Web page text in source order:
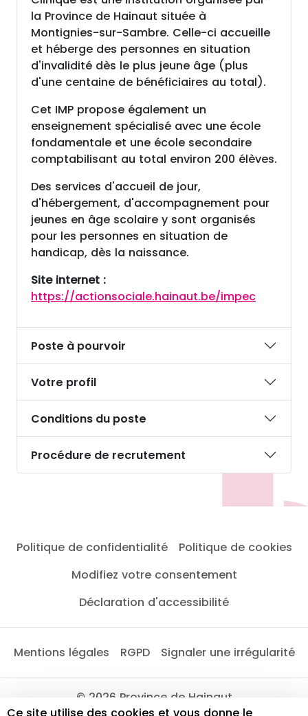
la Province de Hainaut située à
Montignies-sur-Sambre. Celle-ci accueille
et héberge des personnes en situation
d'invalidité dès le plus jeune âge (plus
d'une centaine de bénéficiaires au total).
Cet IMP propose également un
enseignement spécialisé avec une école
fondamentale et une école secondaire
comptabilisant au total environ 200 élèves.
Des services d'accueil de jour,
d'hébergement, d'accompagnement pour
jeunes en âge scolaire y sont organisés
pour les personnes en situation de
handicap, dès la naissance.
Site internet :
https://actionsociale.hainaut.be/impec
Poste à pourvoir
Votre profil
Conditions du poste
Procédure de recrutement
Politique de confidentialité
Politique de cookies
Modifiez votre consentement
Déclaration d'accessibilité
Mentions légales RGPD Signaler une irrégularité
© 2026 Province de Hainaut